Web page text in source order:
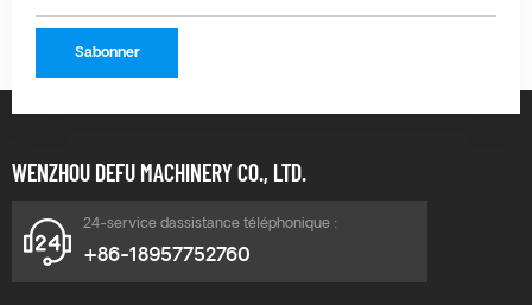
WENZHOU DEFU MACHINERY CO., LTD.
24-service dassistance téléphonique :
+86-18957752760